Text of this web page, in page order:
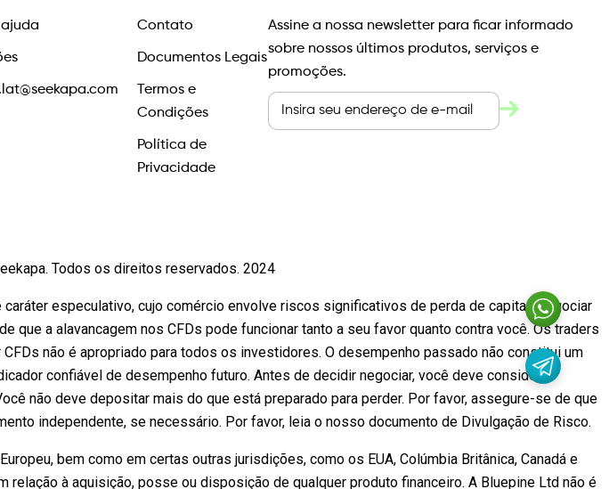
Contato
Documentos Legais
Termos e
Condições
Política de
Privacidade
Assine a nossa newsletter para ficar informado
sobre nossos últimos produtos, serviços e
promoções.
Todos os direitos reservados. 2024
especulativo, cujo comércio envolve riscos significativos de perda de capital. Negociar
a alavancagem nos CFDs pode funcionar tanto a seu favor quanto contra você. Os traders
não é apropriado para todos os investidores. O desempenho passado não constitui um
confiável de desempenho futuro. Antes de decidir negociar, você deve considerar
não deve depositar mais do que está preparado para perder. Por favor, assegure-se de que
independente, se necessário. Por favor, leia o nosso documento de Divulgação de Risco.
bem como em certas outras jurisdições, como os EUA, Colúmbia Britânica, Canadá e
à aquisição, posse ou disposição de qualquer produto financeiro. A Bluepine Ltd não é